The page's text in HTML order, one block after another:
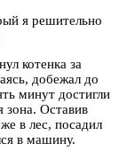
я решительно
котенка за
добежал до
минут достигли
зона. Оставив
в лес, посадил
в машину.